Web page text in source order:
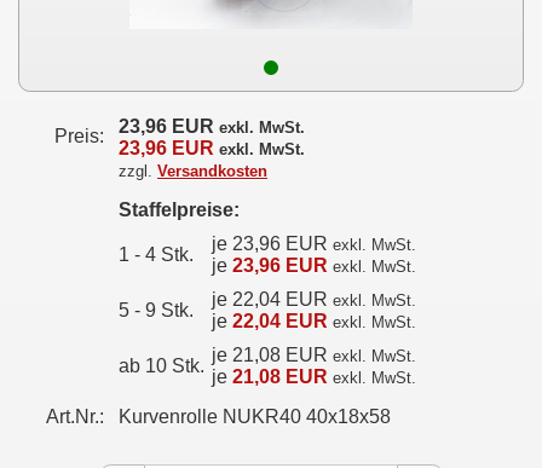
Preis: 23,96 EUR exkl. MwSt.
23,96 EUR exkl. MwSt.
zzgl. Versandkosten
Staffelpreise:
1 - 4 Stk.
je 23,96 EUR exkl. MwSt.
je 23,96 EUR exkl. MwSt.
5 - 9 Stk.
je 22,04 EUR exkl. MwSt.
je 22,04 EUR exkl. MwSt.
ab 10 Stk.
je 21,08 EUR exkl. MwSt.
je 21,08 EUR exkl. MwSt.
Art.Nr.: Kurvenrolle NUKR40 40x18x58